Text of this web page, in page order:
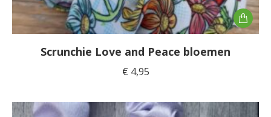
Scrunchie Love and Peace bloemen
€ 4,95